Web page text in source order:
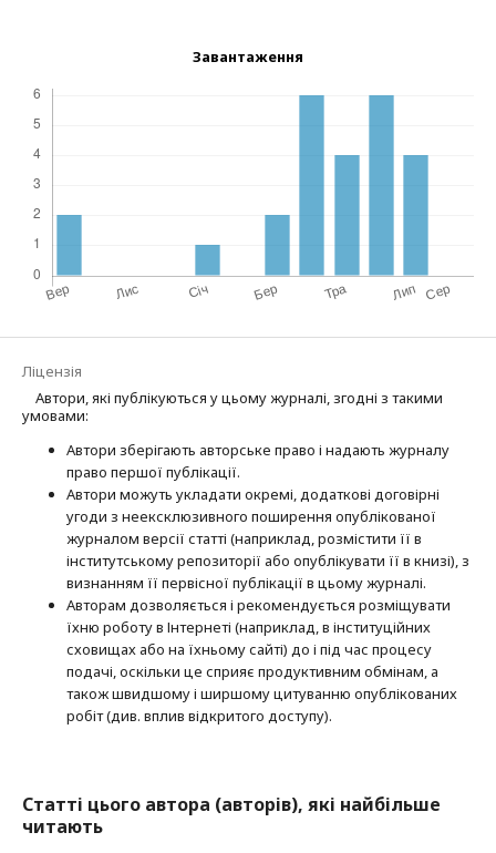
Завантаження
Ліцензія
Автори, які публікуються у цьому журналі, згодні з такими
умовами:
Автори зберігають авторське право і надають журналу
право першої публі­кації.
Автори можуть укладати окремі, додат­кові договірні
угоди з неексклюзив­ного поширення опублікованої
журналом версії статті (наприклад, розмістити її в
інститутському репозиторії або опубліку­вати її в книзі), з
визнанням її первісної публікації в цьому журналі.
Авторам дозволяється і рекомендується розміщувати
їхню роботу в Інтернеті (наприклад, в інституційних
сховищах або на їхньому сайті) до і під час процесу
подачі, оскільки це сприяє продуктивним обмінам, а
також швидшому і ширшому цитуванню опубліко­ва­них
робіт (див. вплив відкритого доступу).
Статті цього автора (авторів), які найбільше
читають